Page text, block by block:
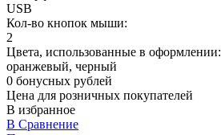
USB
Кол-во кнопок мыши:
2
Цвета, использованные в оформлении:
оранжевый, черный
0 бонусных рублей
Цена для розничных покупателей
В избранное
В Сравнение